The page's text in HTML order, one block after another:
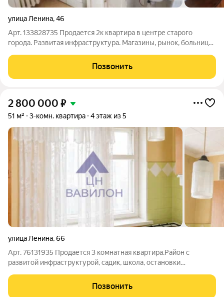
улица Ленина,46
Арт. 133828735 Продается 2к квартира в центре старого
города. Развитая инфраструктура. Магазины, рынок, больницы,
Позвонить
2 800 000 ₽
51 м² 3-комн. квартира 4 этаж из 5
улица Ленина,66
Арт. 76131935 Продается 3 комнатная квартира.Район с
развитой инфраструктурой, садик, школа, остановки
Вавилон также поможет подобрать жильё для вас, обеспечив
полное юридическое сопровождение
Позвонить